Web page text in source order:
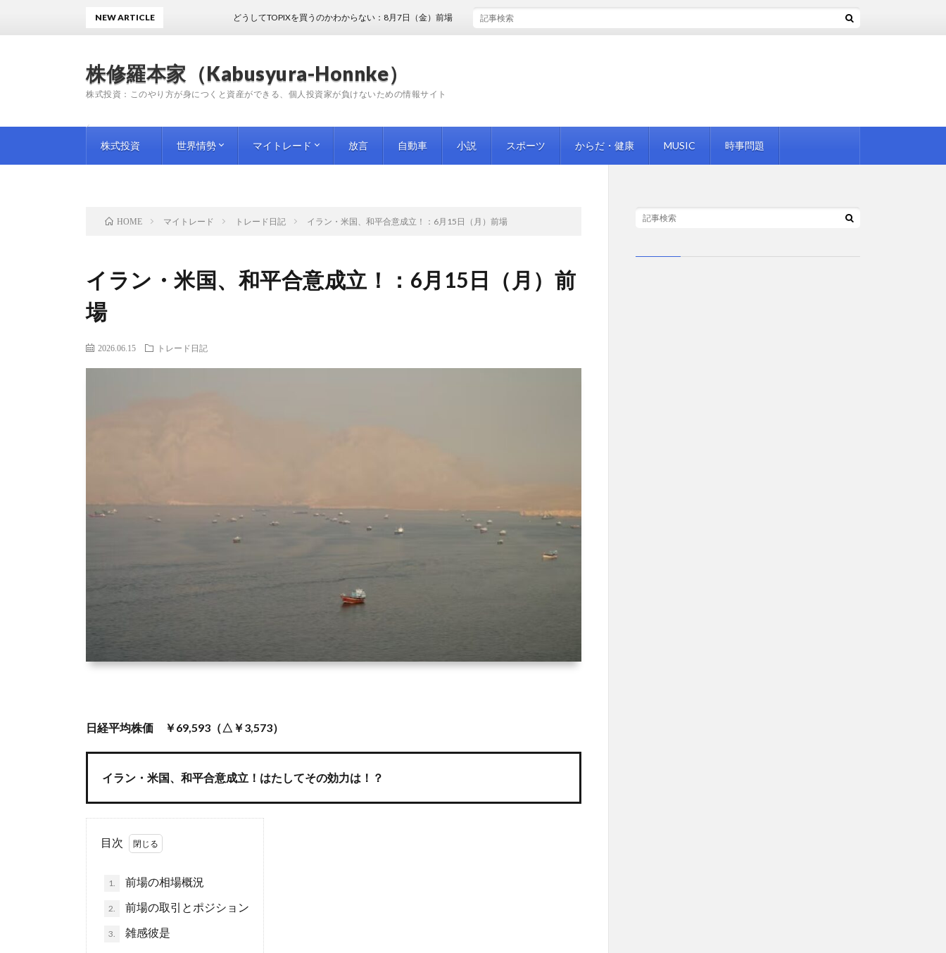
株修羅本家（Kabusyura-Honnke）
株式投資：このやり方が身につくと資産ができる、個人投資家が負けないための情報サイト
株式投資 世界情勢 マイトレード 放言 自動車 小説 スポーツ からだ・健康 MUSIC 時事問題
NEW ARTICLE どうしてTOPIXを買うのかわからない：8月7日（金）前場
HOME マイトレード トレード日記 イラン・米国、和平合意成立！：6月15日（月）前場
イラン・米国、和平合意成立！：6月15日（月）前
場
2026.06.15 トレード日記
日経平均株価 ￥69,593（△￥3,573）
イラン・米国、和平合意成立！はたしてその効力は！？
目次
1. 前場の相場概況
2. 前場の取引とポジション
3. 雑感彼是